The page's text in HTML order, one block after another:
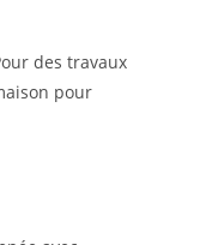
des travaux
pour